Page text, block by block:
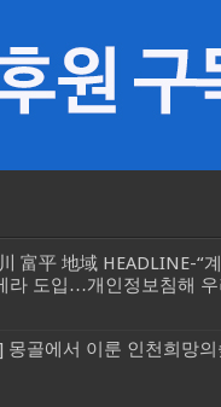
富平 地域 HEADLINE-“
라 도입…개인정보침해 우
골에서 이룬 인천희망의